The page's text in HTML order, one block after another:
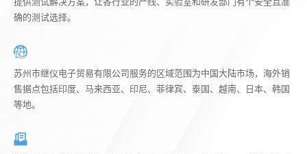
确的测试选择。
苏州市继仪电子贸易有限公司服务的区域范围为中国大陆市场，海外销
售据点包括印度、马来西亚、印尼、菲律宾、泰国、越南、日本、韩国
等地。